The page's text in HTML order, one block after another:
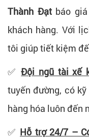
Thành Đạtbáo giá
khách hàng. Với
tôi giúp tiết kiệm
✅Đội ngũ tài xế
tuyến đường, có
hàng hóa luôn đến
✅ Hỗ trợ 24/7 –